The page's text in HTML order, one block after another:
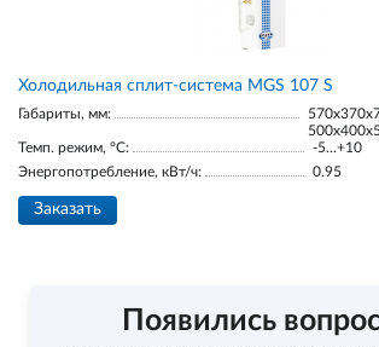
Холодильная сплит-система MGS 107 S
Габариты, мм:
Темп. режим, °С:
-5...+10
Энергопотребление, кВт/ч:
0.95
Заказать
Появились